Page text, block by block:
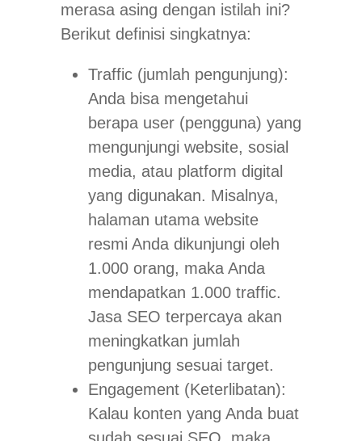
merasa asing dengan istilah ini?
Berikut definisi singkatnya:
Traffic (jumlah pengunjung):
Anda bisa mengetahui
berapa user (pengguna) yang
mengunjungi website, sosial
media, atau platform digital
yang digunakan. Misalnya,
halaman utama website
resmi Anda dikunjungi oleh
1.000 orang, maka Anda
mendapatkan 1.000 traffic.
Jasa SEO terpercaya akan
meningkatkan jumlah
pengunjung sesuai target.
Engagement (Keterlibatan):
Kalau konten yang Anda buat